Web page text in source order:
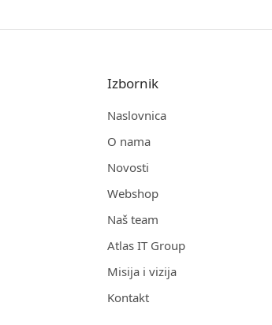
Izbornik
Naslovnica
O nama
Novosti
Webshop
Naš team
Atlas IT Group
Misija i vizija
Kontakt